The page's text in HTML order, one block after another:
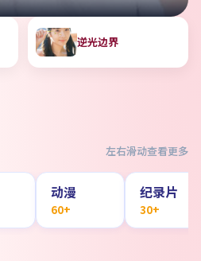
逆光边界
左右滑动查看更多
动漫
60+
纪录片
30+